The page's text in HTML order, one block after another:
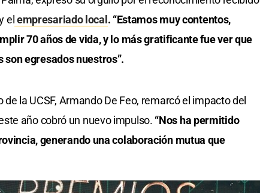
elempresariado local. “Estamos muy contentos,
70 años de vida, y lo más gratificante fue ver que
egresados nuestros”.
la UCSF, Armando De Feo, remarcó el impacto del
año cobró un nuevo impulso. “Nos ha permitido
generando una colaboración mutua que